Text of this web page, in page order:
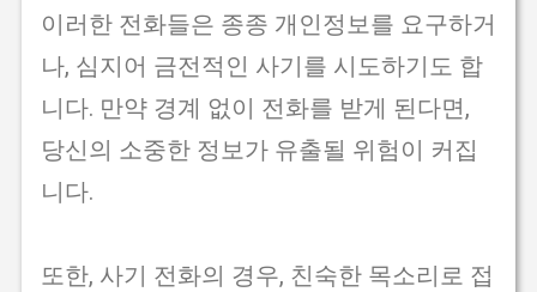
이러한 전화들은 종종 개인정보를 요구하거
나, 심지어 금전적인 사기를 시도하기도 합
니다. 만약 경계 없이 전화를 받게 된다면,
당신의 소중한 정보가 유출될 위험이 커집
니다.
또한, 사기 전화의 경우, 친숙한 목소리로 접